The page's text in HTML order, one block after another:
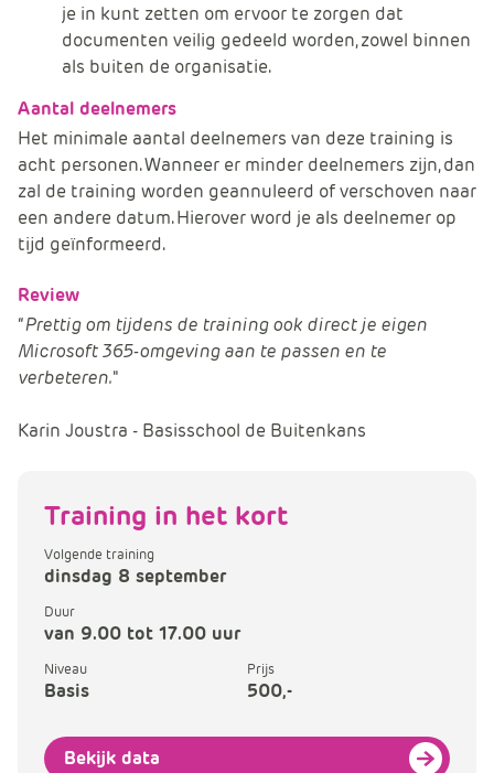
je in kunt zetten om ervoor te zorgen dat
documenten veilig gedeeld worden, zowel binnen
als buiten de organisatie.
Aantal deelnemers
Het minimale aantal deelnemers van deze training is
acht personen. Wanneer er minder deelnemers zijn, dan
zal de training worden geannuleerd of verschoven naar
een andere datum. Hierover word je als deelnemer op
tijd geïnformeerd.
Review
“Prettig om tijdens de training ook direct je eigen
Microsoft 365-omgeving aan te passen en te
verbeteren."
Karin Joustra - Basisschool de Buitenkans
Training in het kort
Volgende training
dinsdag 8 september
Duur
van 9.00 tot 17.00 uur
Niveau
Basis
Prijs
500,-
Bekijk data